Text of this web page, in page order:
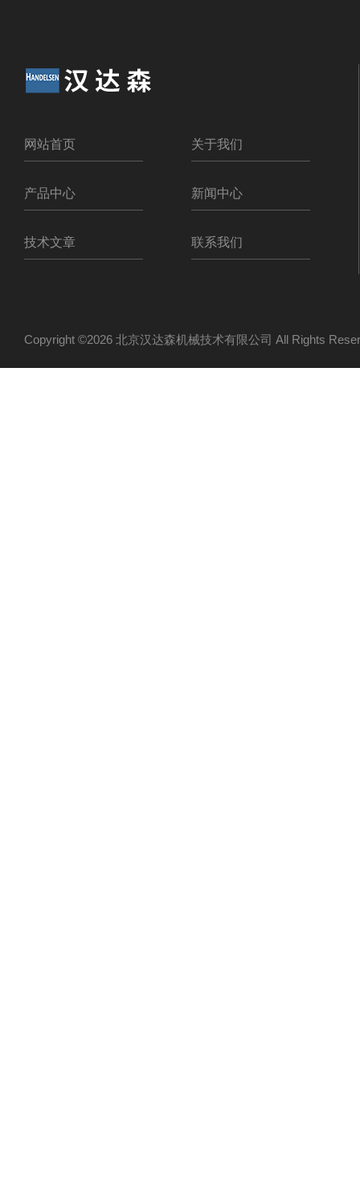
网站首页 关于我们
产品中心 新闻中心
技术文章 联系我们
Copyright ©2026 北京汉达森机械技术有限公司 All Rights